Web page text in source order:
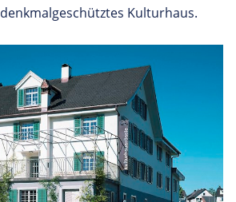
denkmalgeschütztes Kulturhaus.